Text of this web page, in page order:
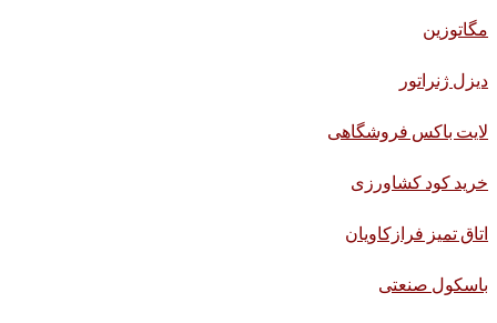
مگاتوزین
دیزل ژنراتور
لایت باکس فروشگاهی
خرید کود کشاورزی
اتاق تمیز فرازکاویان
باسکول صنعتی